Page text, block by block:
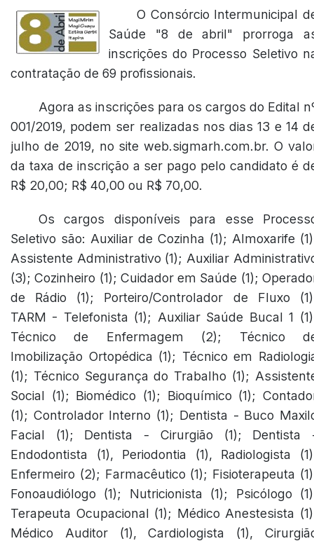
O Consórcio Intermunicipal
Saúde "8 de abril" prorroga
inscrições do Processo Seletivo
contratação de 69 profissionais.
Agora as inscrições para os cargos do Edital
001/2019, podem ser realizadas nos dias 13 e 14
julho de 2019, no site web.sigmarh.com.br. O
da taxa de inscrição a ser pago pelo candidato é
R$ 20,00; R$ 40,00 ou R$ 70,00.
Os cargos disponíveis para esse
Seletivo são: Auxiliar de Cozinha (1); Almoxarife
Assistente Administrativo (1); Auxiliar
(3); Cozinheiro (1); Cuidador em Saúde (1);
de Rádio (1); Porteiro/Controlador de Fluxo
TARM - Telefonista (1); Auxiliar Saúde Bucal 1
Técnico de Enfermagem (2); Técnico
Imobilização Ortopédica (1); Técnico em
(1); Técnico Segurança do Trabalho (1);
Social (1); Biomédico (1); Bioquímico (1);
(1); Controlador Interno (1); Dentista - Buco
Facial (1); Dentista - Cirurgião (1); Dentista
Endodontista (1), Periodontia (1), Radiologista
Enfermeiro (2); Farmacêutico (1); Fisioterapeuta
Fonoaudiólogo (1); Nutricionista (1); Psicólogo
Terapeuta Ocupacional (1); Médico Anestesista
Médico Auditor (1), Cardiologista (1),